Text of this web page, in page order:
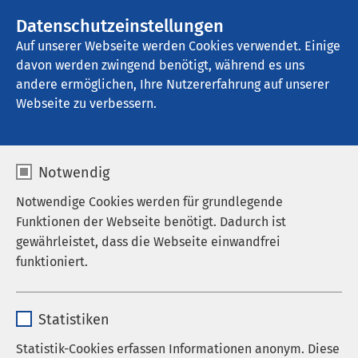
Datenschutzeinstellungen
Auf unserer Webseite werden Cookies verwendet. Einige
davon werden zwingend benötigt, während es uns
andere ermöglichen, Ihre Nutzererfahrung auf unserer
Webseite zu verbessern.
Notwendig
Notwendige Cookies werden für grundlegende
Funktionen der Webseite benötigt. Dadurch ist
gewährleistet, dass die Webseite einwandfrei
funktioniert.
Anbieter sgalinski
Statistiken
Statistik-Cookies erfassen Informationen anonym. Diese
AMEOS Privatklinikum Bad Aussee